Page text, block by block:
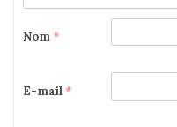
Nom *
E-mail *